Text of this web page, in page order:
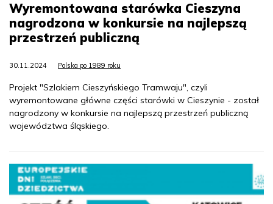
Wyremontowana starówka Cieszyna
nagrodzona w konkursie na najlepszą
przestrzeń publiczną
30.11.2024 Polska po 1989 roku
Projekt "Szlakiem Cieszyńskiego Tramwaju", czyli
wyremontowane główne części starówki w Cieszynie - został
nagrodzony w konkursie na najlepszą przestrzeń publiczną
województwa śląskiego.